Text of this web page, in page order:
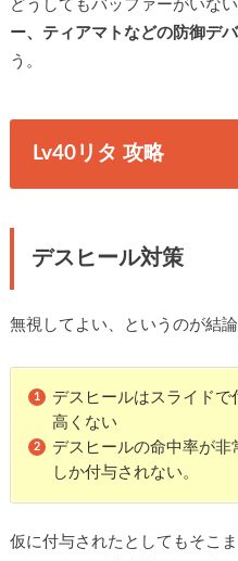
どうしてもバッファーがいな
ー、ティアマトなどの防御デ
う。
Lv40リタ 攻略
デスヒール対策
無視してよい、というのが結
デスヒールはスライド
高くない
デスヒールの命中率が
しか付与されない。
仮に付与されたとしてもそこ